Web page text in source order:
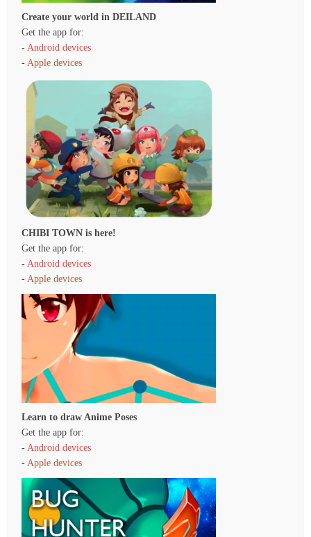
Create your world in DEILAND
Get the app for:
- Android devices
- Apple devices
CHIBI TOWN is here!
Get the app for:
- Android devices
- Apple devices
Learn to draw Anime Poses
Get the app for:
-Android devices
-Apple devices